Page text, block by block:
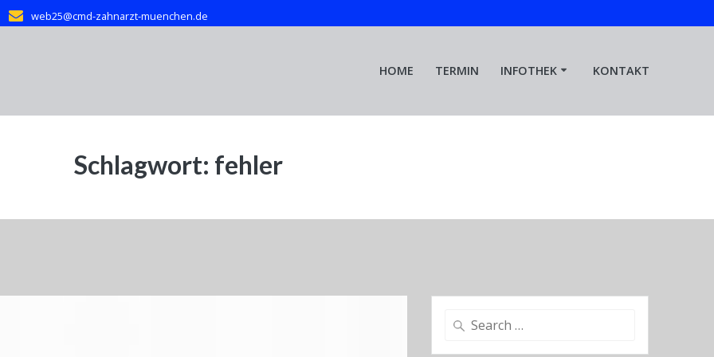
web25@cmd-zahnarzt-muenchen.de
HOME TERMIN INFOTHEK KONTAKT
Schlagwort: fehler
Search